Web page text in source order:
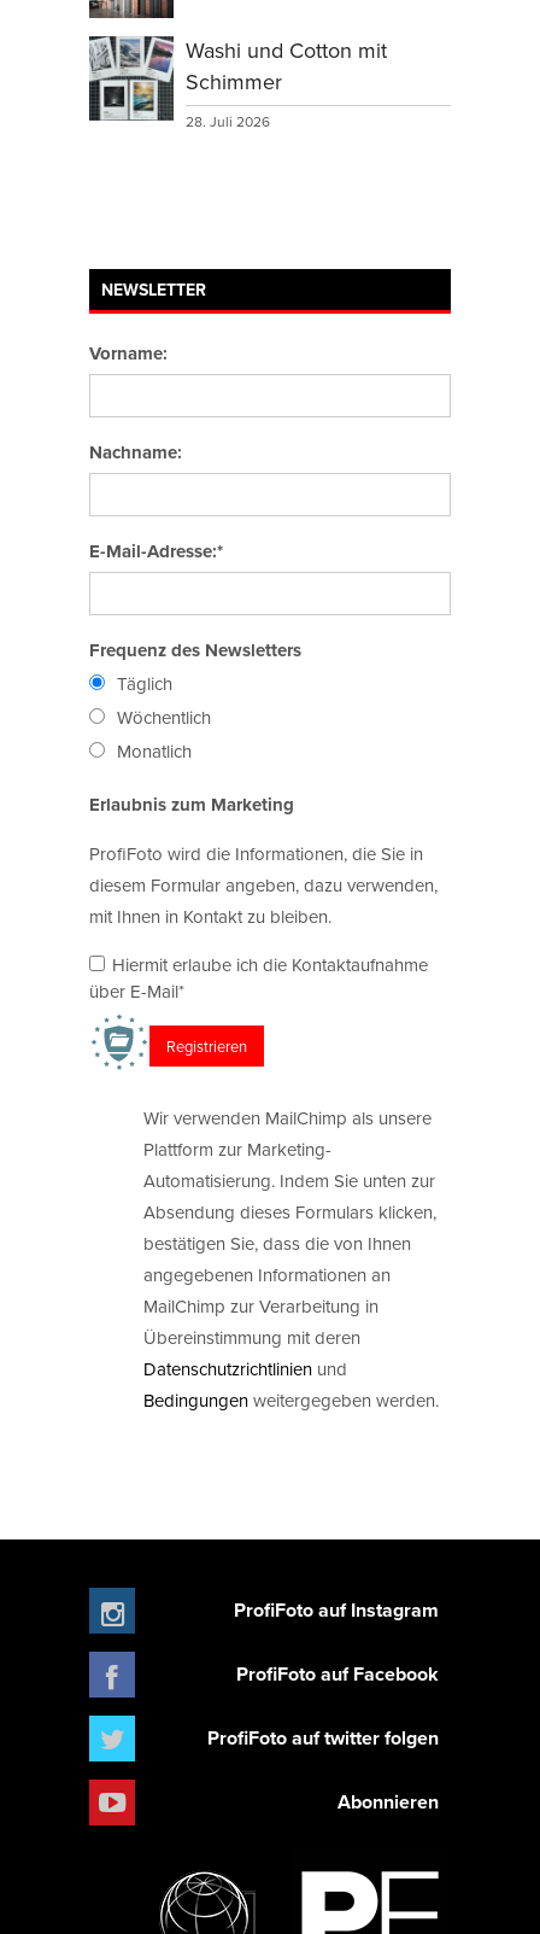
Washi und Cotton mit
Schimmer
28. Juli 2026
NEWSLETTER
Vorname:
Nachname:
E-Mail-Adresse:*
Frequenz des Newsletters
Täglich
Wöchentlich
Monatlich
Erlaubnis zum Marketing
ProfiFoto wird die Informationen, die Sie in
diesem Formular angeben, dazu verwenden,
mit Ihnen in Kontakt zu bleiben.
Hiermit erlaube ich die Kontaktaufnahme
über E-Mail*
Wir verwenden MailChimp als unsere
Plattform zur Marketing-
Automatisierung. Indem Sie unten zur
Absendung dieses Formulars klicken,
bestätigen Sie, dass die von Ihnen
angegebenen Informationen an
MailChimp zur Verarbeitung in
Übereinstimmung mit deren
Datenschutzrichtlinien und
Bedingungenweitergegeben werden.
ProfiFoto auf Instagram
ProfiFoto auf Facebook
ProfiFoto auf twitter folgen
Abonnieren